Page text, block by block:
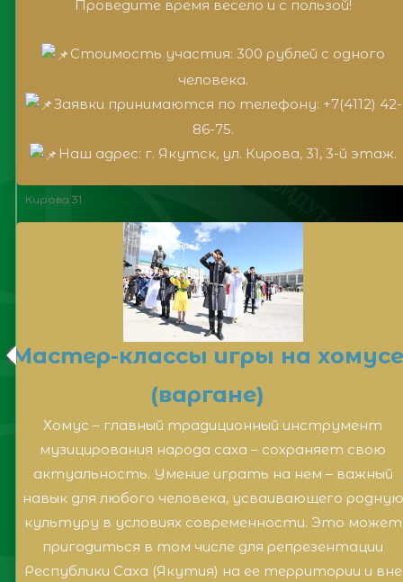
Проведите время весело и с пользой!
Стоимость участия: 300 рублей с одного
человека.
Заявки принимаются по телефону: +7(4112) 42-
86-75.
Наш адрес: г. Якутск, ул. Кирова, 31, 3-й этаж.
Кирова 31
Мастер-классы игры на хомусе
(варгане)
Хомус – главный традиционный инструмент
музицирования народа саха – сохраняет свою
актуальность. Умение играть на нем – важный
навык для любого человека, усваивающего родную
культуру в условиях современности. Это может
пригодиться в том числе для репрезентации
Республики Саха (Якутия) на ее территории и вне